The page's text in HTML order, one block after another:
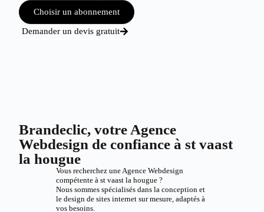
Choisir un abonnement
Demander un devis gratuit
Brandeclic, votre Agence
Webdesign de confiance à st vaast
la hougue
Vous recherchez une Agence Webdesign
compétente à st vaast la hougue ?
Nous sommes spécialisés dans la conception et
le design de sites internet sur mesure, adaptés à
vos besoins.